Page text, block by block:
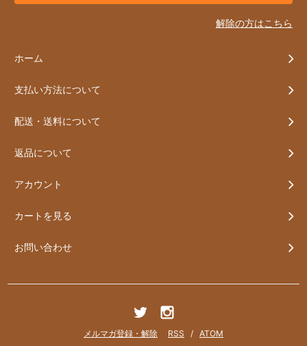
解除の方はこちら
ホーム
支払い方法について
配送・送料について
返品について
アカウント
カートを見る
お問い合わせ
メルマガ登録・解除 RSS / ATOM